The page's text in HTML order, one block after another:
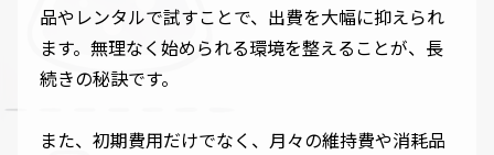
品やレンタルで試すことで、出費を大幅に抑えられ
ます。無理なく始められる環境を整えることが、長
続きの秘訣です。
また、初期費用だけでなく、月々の維持費や消耗品